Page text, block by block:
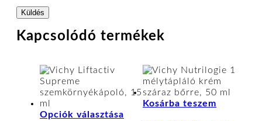
Kapcsolódó termékek
Opciók választása
Kosárba teszem